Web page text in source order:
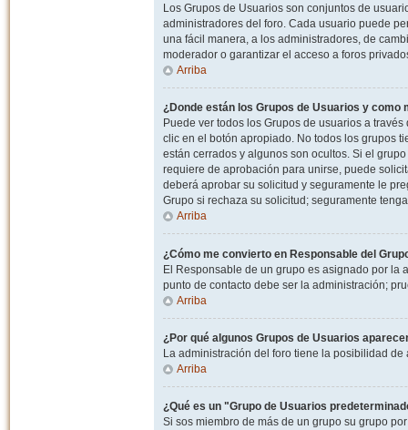
Los Grupos de Usuarios son conjuntos de
administradores del foro. Cada usuario puede
una fácil manera, a los administradores, de
moderador o garantizar el acceso a foros
Arriba
¿Donde están los Grupos de Usuarios y como
Puede ver todos los Grupos de usuarios a
clic en el botón apropiado. No todos los grupos
están cerrados y algunos son ocultos. Si el
requiere de aprobación para unirse, puede
deberá aprobar su solicitud y seguramente le
Grupo si rechaza su solicitud; seguramente
Arriba
¿Cómo me convierto en Responsable del
El Responsable de un grupo es asignado por la
punto de contacto debe ser la administración;
Arriba
¿Por qué algunos Grupos de Usuarios
La administración del foro tiene la posibilidad
Arriba
¿Qué es un "Grupo de Usuarios
Si sos miembro de más de un grupo su grupo